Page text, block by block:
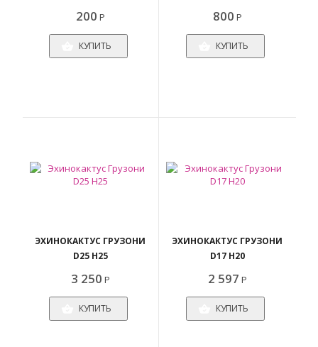
200 Р
КУПИТЬ
800 Р
КУПИТЬ
ЭХИНОКАКТУС ГРУЗОНИ
D25 H25
3 250 Р
КУПИТЬ
ЭХИНОКАКТУС ГРУЗОНИ
D17 H20
2 597 Р
КУПИТЬ